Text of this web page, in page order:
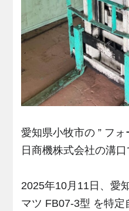
愛知県小牧市の ” フ
日商機株式会社の溝口
2025年10月11日、愛
マツ FB07-3型 を特